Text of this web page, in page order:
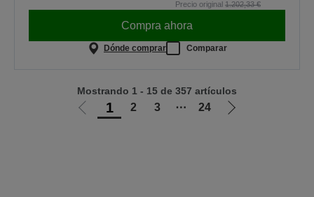
Precio original 1.202,33 €
Compra ahora
Dónde comprar Comparar
Ir
1 2 3 ⋯ 24
Ir
Mostrando 1 - 15 de 357 artículos